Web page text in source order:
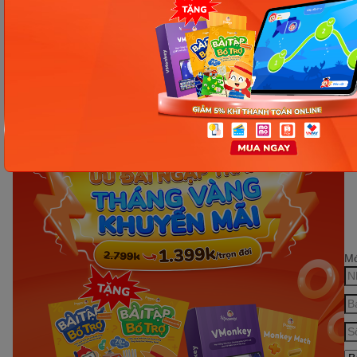
Ngày 15: Bé bắt đầu nói tiếng
Anh tự nhiên – Ba mẹ cần làm
gì để con nói nhiều hơn?